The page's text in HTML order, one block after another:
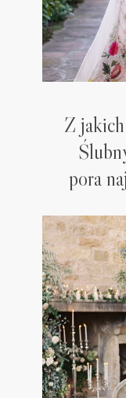
Z
pora